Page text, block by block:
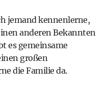
jemand kennenlerne,
anderen Bekannten
es gemeinsame
großen
die Familie da.